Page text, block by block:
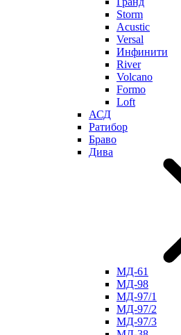
Storm
Acustic
Versal
Инфинити
River
Volcano
Formo
Loft
АСД
Ратибор
Браво
Дива
МД-61
МД-98
МД-97/1
МД-97/2
МД-97/3